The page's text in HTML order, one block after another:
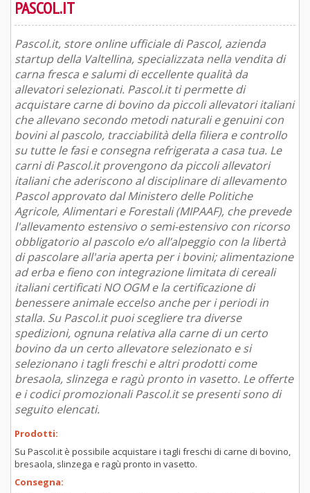
PASCOL.IT
Pascol.it, store online ufficiale di Pascol, azienda
startup della Valtellina, specializzata nella vendita di
carna fresca e salumi di eccellente qualità da
allevatori selezionati. Pascol.it ti permette di
acquistare carne di bovino da piccoli allevatori italiani
che allevano secondo metodi naturali e genuini con
bovini al pascolo, tracciabilità della filiera e controllo
su tutte le fasi e consegna refrigerata a casa tua. Le
carni di Pascol.it provengono da piccoli allevatori
italiani che aderiscono al disciplinare di allevamento
Pascol approvato dal Ministero delle Politiche
Agricole, Alimentari e Forestali (MIPAAF), che prevede
l'allevamento estensivo o semi-estensivo con ricorso
obbligatorio al pascolo e/o all’alpeggio con la libertà
di pascolare all'aria aperta per i bovini; alimentazione
ad erba e fieno con integrazione limitata di cereali
italiani certificati NO OGM e la certificazione di
benessere animale eccelso anche per i periodi in
stalla. Su Pascol.it puoi scegliere tra diverse
spedizioni, ognuna relativa alla carne di un certo
bovino da un certo allevatore selezionato e si
selezionano i tagli freschi e altri prodotti come
bresaola, slinzega e ragù pronto in vasetto. Le offerte
e i codici promozionali Pascol.it se presenti sono di
seguito elencati.
Prodotti:
Su Pascol.it è possibile acquistare i tagli freschi di carne di bovino,
bresaola, slinzega e ragù pronto in vasetto.
Consegna: